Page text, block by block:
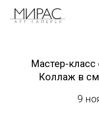
Мастер-
Коллаж в
9